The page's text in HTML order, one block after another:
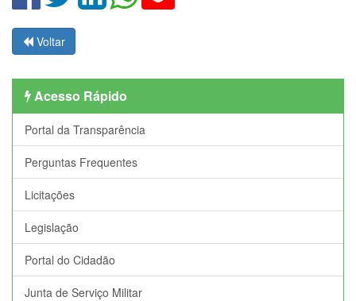
Voltar
Acesso Rápido
Portal da Transparência
Perguntas Frequentes
Licitações
Legislação
Portal do Cidadão
Junta de Serviço Militar